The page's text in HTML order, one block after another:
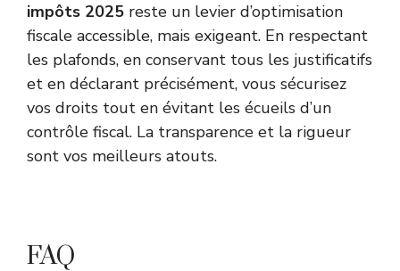
impôts 2025 reste un levier d’optimisation
fiscale accessible, mais exigeant. En respectant
les plafonds, en conservant tous les justificatifs
et en déclarant précisément, vous sécurisez
vos droits tout en évitant les écueils d’un
contrôle fiscal. La transparence et la rigueur
sont vos meilleurs atouts.
FAQ